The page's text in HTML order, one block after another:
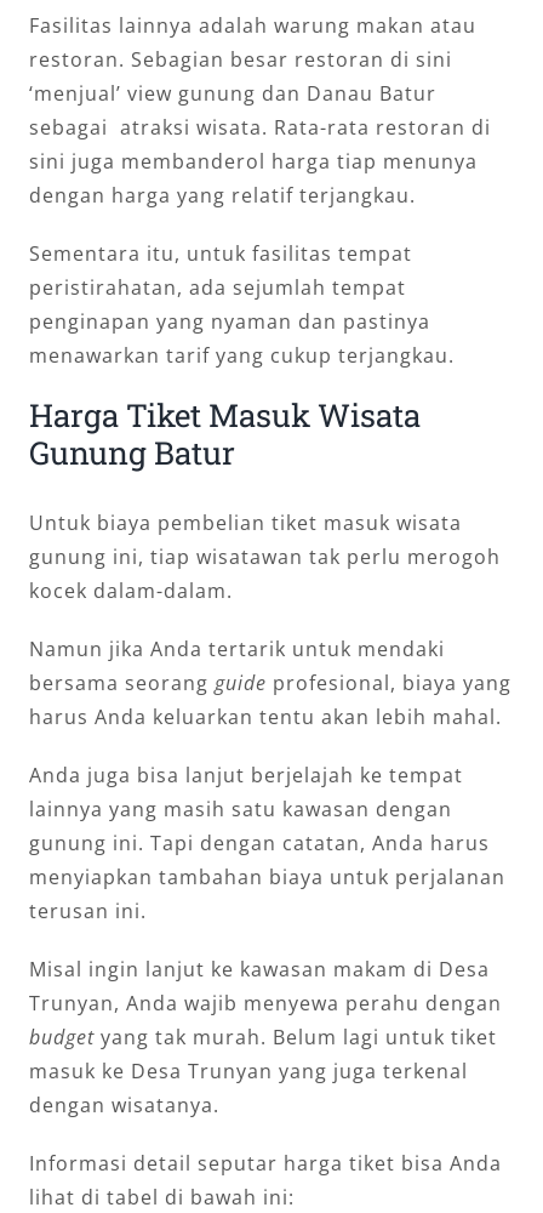
Fasilitas lainnya adalah warung makan atau
restoran. Sebagian besar restoran di sini
‘menjual’ view gunung dan Danau Batur
sebagai atraksi wisata. Rata-rata restoran di
sini juga membanderol harga tiap menunya
dengan harga yang relatif terjangkau.
Sementara itu, untuk fasilitas tempat
peristirahatan, ada sejumlah tempat
penginapan yang nyaman dan pastinya
menawarkan tarif yang cukup terjangkau.
Harga Tiket Masuk Wisata
Gunung Batur
Untuk biaya pembelian tiket masuk wisata
gunung ini, tiap wisatawan tak perlu merogoh
kocek dalam-dalam.
Namun jika Anda tertarik untuk mendaki
bersama seorang guide profesional, biaya yang
harus Anda keluarkan tentu akan lebih mahal.
Anda juga bisa lanjut berjelajah ke tempat
lainnya yang masih satu kawasan dengan
gunung ini. Tapi dengan catatan, Anda harus
menyiapkan tambahan biaya untuk perjalanan
terusan ini.
Misal ingin lanjut ke kawasan makam di Desa
Trunyan, Anda wajib menyewa perahu dengan
budget yang tak murah. Belum lagi untuk tiket
masuk ke Desa Trunyan yang juga terkenal
dengan wisatanya.
Informasi detail seputar harga tiket bisa Anda
lihat di tabel di bawah ini: